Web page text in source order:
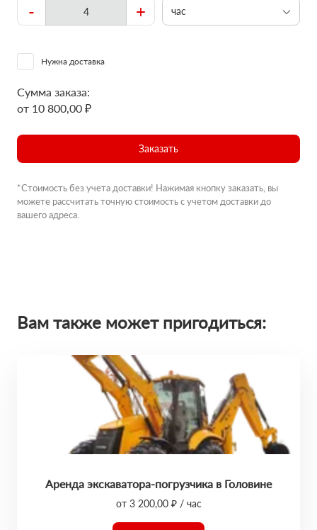
- + час
Нужна доставка
Сумма заказа:
от 10 800,00 ₽
Заказать
*Стоимость без учета доставки! Нажимая кнопку заказать, вы
можете рассчитать точную стоимость с учетом доставки до
вашего адреса.
Вам также может пригодиться:
Аренда экскаватора-погрузчика в Головине
от 3 200,00 ₽ / час